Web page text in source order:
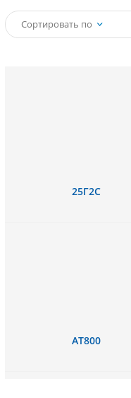
Сортировать по
25Г2С
АТ800